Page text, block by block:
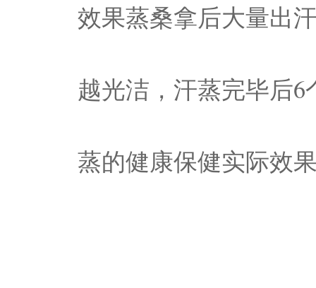
效果蒸桑拿后大量出
越光洁，汗蒸完毕后
蒸的健康保健实际效